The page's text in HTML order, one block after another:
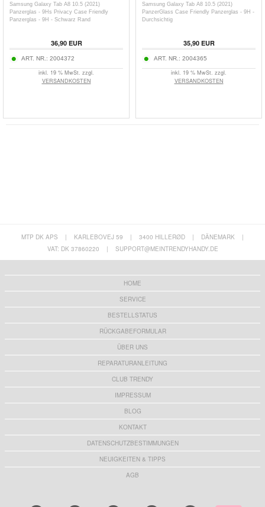
Samsung Galaxy Tab A8 10.5 (2021)
Panzerglas - 9Hs Privacy Case Friendly
Panzerglas - 9H - Schwarz Rand
36,90EUR
ART. NR.: 2004372
inkl. 19 % MwSt. zzgl.
VERSANDKOSTEN
Samsung Galaxy Tab A8 10.5 (2021)
PanzerGlass Case Friendly Panzerglas - 9H -
Durchsichtig
35,90EUR
ART. NR.: 2004365
inkl. 19 % MwSt. zzgl.
VERSANDKOSTEN
MTP DK APS | KARLEBOVEJ 59 | 3400 HILLERØD | DÄNEMARK
|
VAT: DK 37860220
| SUPPORT@MEINTRENDYHANDY.DE
HOME
SERVICE
BESTELLSTATUS
RÜCKGABEFORMULAR
ÜBER UNS
REPARATURANLEITUNG
CLUB TRENDY
IMPRESSUM
BLOG
KONTAKT
DATENSCHUTZBESTIMMUNGEN
NEUIGKEITEN & TIPPS
AGB